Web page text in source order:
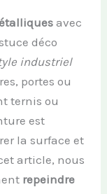
avec
déco
industriel
portes ou
ternis ou
est
la surface et
article, nous
repeindre